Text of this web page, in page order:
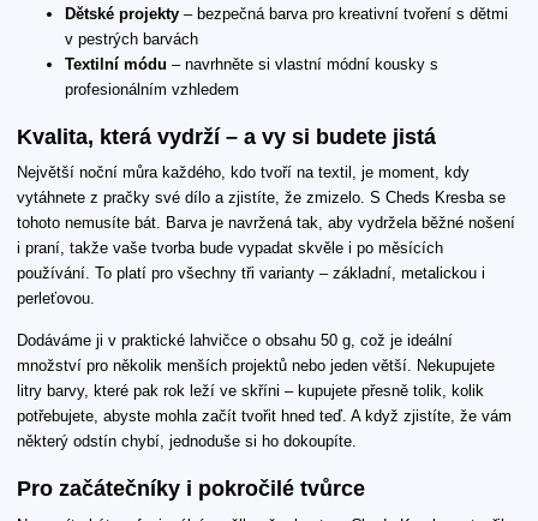
Dětské projekty – bezpečná barva pro kreativní tvoření s dětmi
v pestrých barvách
Textilní módu – navrhněte si vlastní módní kousky s
profesionálním vzhledem
Kvalita, která vydrží – a vy si budete jistá
Největší noční můra každého, kdo tvoří na textil, je moment, kdy
vytáhnete z pračky své dílo a zjistíte, že zmizelo. S Cheds Kresba se
tohoto nemusíte bát. Barva je navržená tak, aby vydržela běžné nošení
i praní, takže vaše tvorba bude vypadat skvěle i po měsících
používání. To platí pro všechny tři varianty – základní, metalickou i
perleťovou.
Dodáváme ji v praktické lahvičce o obsahu 50 g, což je ideální
množství pro několik menších projektů nebo jeden větší. Nekupujete
litry barvy, které pak rok leží ve skříni – kupujete přesně tolik, kolik
potřebujete, abyste mohla začít tvořit hned teď. A když zjistíte, že vám
některý odstín chybí, jednoduše si ho dokoupíte.
Pro začátečníky i pokročilé tvůrce